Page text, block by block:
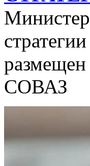
размещен
СОВАЗ